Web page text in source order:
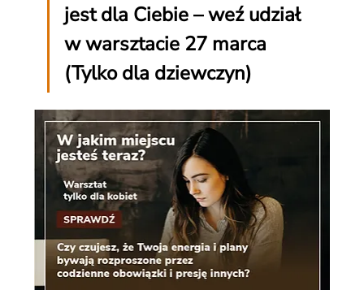
jest dla Ciebie – weź udział
w warsztacie 27 marca
(Tylko dla dziewczyn)